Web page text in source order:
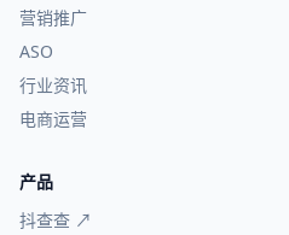
营销推广
ASO
行业资讯
电商运营
产品
抖查查 ↗